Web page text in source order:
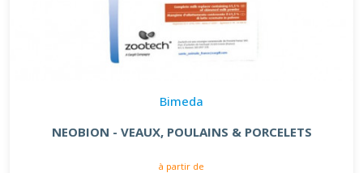
Bimeda
NEOBION - VEAUX, POULAINS & PORCELETS
à partir de